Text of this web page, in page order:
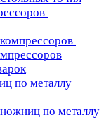
по металлу
по металлу